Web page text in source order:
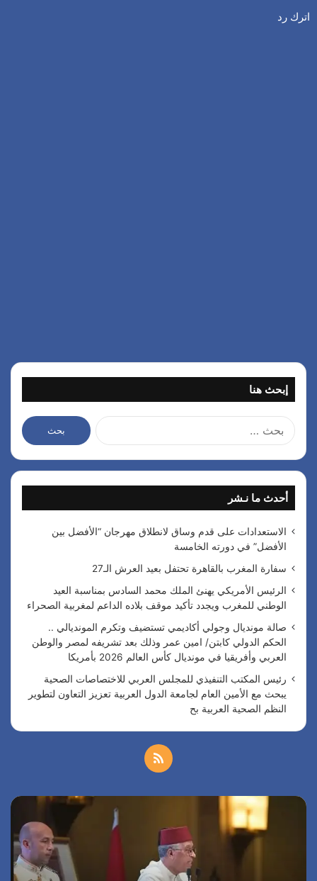
اترك رد
إبحث هنا
ن
:
أحدث ما نـشر
الاستعدادات على قدم وساق لانطلاق مهرجان “الأفضل بين
الأفضل” في دورته الخامسة
سفارة المغرب بالقاهرة تحتفل بعيد العرش الـ27
الرئيس الأمريكي يهنئ الملك محمد السادس بمناسبة العيد
الوطني للمغرب ويجدد تأكيد موقف بلاده الداعم لمغربية الصحراء
صالة مونديال وجولي أكاديمي تستضيف وتكرم المونديالي ..
الحكم الدولي كابتن/ امين عمر وذلك بعد تشريفه لمصر والوطن
العربي وأفريقيا في مونديال كأس العالم 2026 بأمريكا
رئيس المكتب التنفيذي للمجلس العربي للاختصاصات الصحية
يبحث مع الأمين العام لجامعة الدول العربية تعزيز التعاون لتطوير
النظم الصحية العربية بح
س